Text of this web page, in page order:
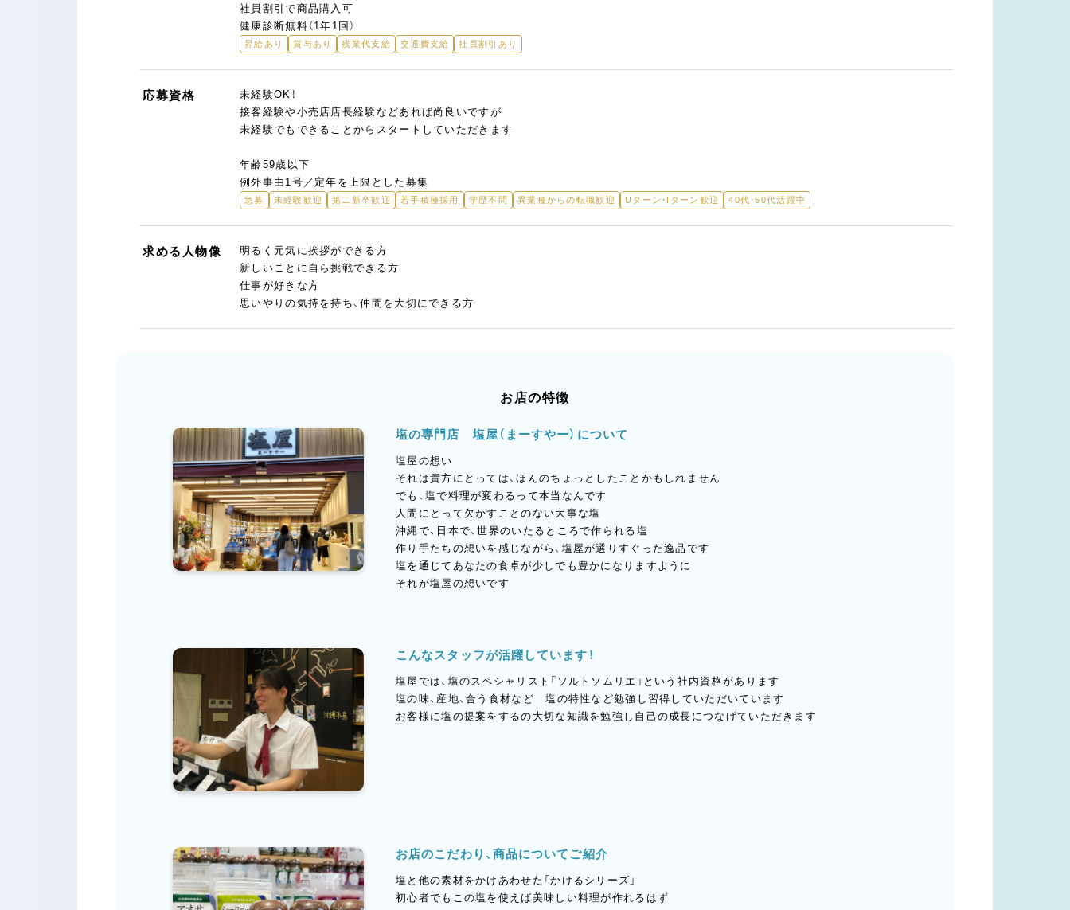
社員割引で商品購入可
健康診断無料（1年1回）
昇給あり 賞与あり 残業代支給 交通費支給 社員割引あり
応募資格
未経験OK！
接客経験や小売店店長経験などあれば尚良いですが
未経験でもできることからスタートしていただきます
年齢59歳以下
例外事由1号／定年を上限とした募集
急募 未経験歓迎 第二新卒歓迎 若手積極採用 学歴不問 異業種からの転職歓迎 Uターン・Iターン歓迎 40代・50代活躍中
求める人物像
明るく元気に挨拶ができる方
新しいことに自ら挑戦できる方
仕事が好きな方
思いやりの気持を持ち、仲間を大切にできる方
お店の特徴
塩の専門店 塩屋（まーすやー）について
塩屋の想い
それは貴方にとっては、ほんのちょっとしたことかもしれません
でも、塩で料理が変わるって本当なんです
人間にとって欠かすことのない大事な塩
沖縄で、日本で、世界のいたるところで作られる塩
作り手たちの想いを感じながら、塩屋が選りすぐった逸品です
塩を通じてあなたの食卓が少しでも豊かになりますように
それが塩屋の想いです
こんなスタッフが活躍しています！
塩屋では、塩のスペシャリスト「ソルトソムリエ」という社内資格があります
塩の味、産地、合う食材など 塩の特性など勉強し習得していただいています
お客様に塩の提案をするの大切な知識を勉強し自己の成長につなげていただきます
お店のこだわり、商品についてご紹介
塩と他の素材をかけあわせた「かけるシリーズ」
初心者でもこの塩を使えば美味しい料理が作れるはず